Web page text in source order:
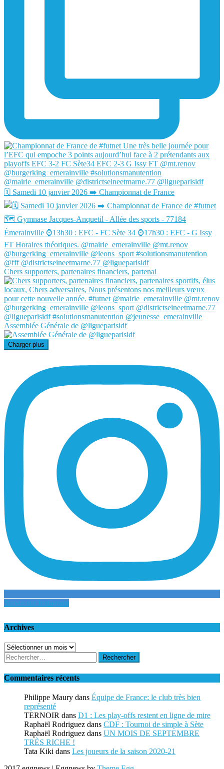
🗓️ Samedi 10 janvier 2026 ➡️ Championnat de France
Chers supporters, partenaires financiers, partenai
Assemblée Générale de @ligueparisidf
Charger plus
Suivre sur Instagram
Archives
Archives
Rechercher :
Commentaires récents
Philippe Maury dans Équipe de France: le club très bien
représenté
TERNOIR dans D1 : Les play-offs restent en ligne de mire
Raphaël Rodriguez dans CDF : Tournoi de simple à Sète
Raphaël Rodriguez dans UN MOIS DE SEPTEMBRE
TRÈS RICHE !
Tata Kiki dans Les joueurs de la saison 2020-21